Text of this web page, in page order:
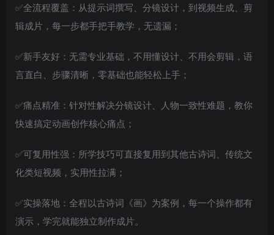
✅全流程覆盖：从提示词撰写、分镜设计，到视频生成、剪
辑成片，每一步都手把手教学，无遗漏；
✅新手友好：无需专业基础，不用懂设计、不用会剪辑，语
言直白、步骤清晰，零基础也能轻松上手；
✅痛点精准：针对性解决分镜设计、人物一致性难题，教你
快速搞定动画创作核心痛点；
✅可复用性强：所学技巧可直接复用到其他古诗词、传统文
化类短视频，实用性拉满；
✅实操落地：全程以古诗词《画》为案例，每一个操作都有
演示，学完就能独立制作成片。